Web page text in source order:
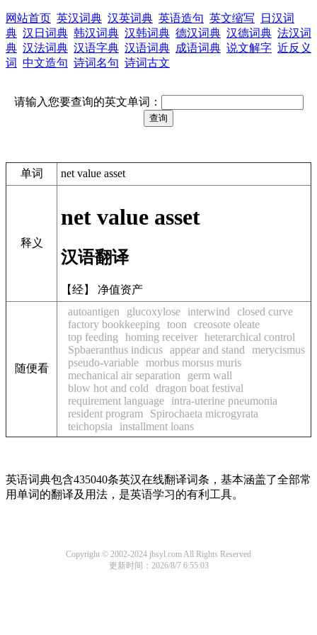
网站首页 英汉词典 汉英词典 英语造句 英文缩写
日汉词
典 汉日词典 韩汉词典 汉韩词典 德汉词典 汉德词典 法汉词
典 汉法词典 汉语字典 汉语词典 成语词典 说文解字 近反义
词 中文造句 诗词名句 诗词古文
请输入您要查询的英文单词：
单词 net value asset
释义
net value asset
汉语翻译
【经】 净值资产
随便看
autoantigen glucoxylose interwind
closed curve
factory bookkeeping
toon
creosote oleate
top feeding
homing receiver heterarchical control
Spbaeranthus indicus appear and stand
merycismus
pseudo-variable morbus morsus muris
mechanical air separation
germ wall
blow hot and cold
dragon boat festival
requirement language
intra-uterine pneumonia
resident program
Spirochaeta microgyrata
teichopsia
installment loans
英语词典包含435040条英汉在线翻译词条，基本涵盖了全部常
用单词的翻译及用法，是英语学习的有利工具。
Copyright © 2002-2024 jbsyl.com All Rights Reserved
更新时间：2026/8/7 6:55:03